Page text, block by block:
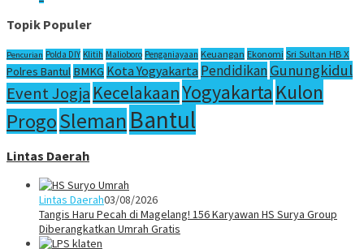
Topik Populer
Pencurian Polda DIY Klitih Malioboro Penganiayaan Keuangan Ekonomi Sri Sultan HB X
Polres Bantul BMKG Kota Yogyakarta PendidikanGunungkidul
Event Jogja KecelakaanYogyakarta Kulon
ProgoSleman Bantul
Lintas Daerah
Lintas Daerah03/08/2026
Tangis Haru Pecah di Magelang! 156 Karyawan HS Surya Group
Diberangkatkan Umrah Gratis